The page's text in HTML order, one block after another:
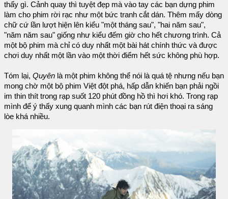
thấy gì. Cảnh quay thì tuyệt đẹp mà vào tay các bạn dựng phim
làm cho phim rời rạc như một bức tranh cắt dán. Thêm mấy dòng
chữ cứ lần lượt hiện lên kiểu "một tháng sau", "hai năm sau",
"năm năm sau" giống như kiểu đếm giờ cho hết chương trình. Cả
một bộ phim mà chỉ có duy nhất một bài hát chính thức và được
chơi duy nhất một lần vào một thời điểm hết sức không phù hợp.
Tóm lại, Quyên là một phim không thể nói là quá tệ nhưng nếu bạn
mong chờ một bộ phim Việt đột phá, hấp dẫn khiến bạn phải ngồi
im thin thít trong rạp suốt 120 phút đồng hồ thì hơi khó. Trong rạp
mình để ý thấy xung quanh mình các bạn rút điện thoại ra sáng
lòe khá nhiều.